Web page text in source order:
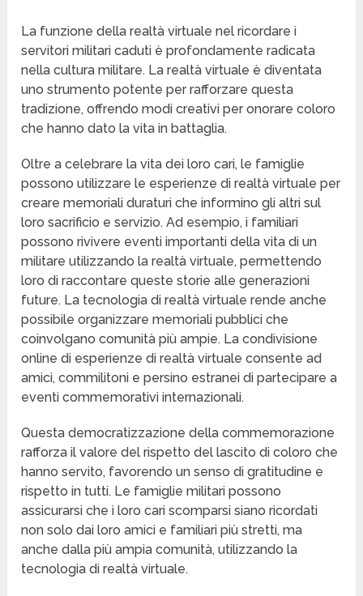
La funzione della realtà virtuale nel ricordare i
servitori militari caduti è profondamente radicata
nella cultura militare. La realtà virtuale è diventata
uno strumento potente per rafforzare questa
tradizione, offrendo modi creativi per onorare coloro
che hanno dato la vita in battaglia.
Oltre a celebrare la vita dei loro cari, le famiglie
possono utilizzare le esperienze di realtà virtuale per
creare memoriali duraturi che informino gli altri sul
loro sacrificio e servizio. Ad esempio, i familiari
possono rivivere eventi importanti della vita di un
militare utilizzando la realtà virtuale, permettendo
loro di raccontare queste storie alle generazioni
future. La tecnologia di realtà virtuale rende anche
possibile organizzare memoriali pubblici che
coinvolgano comunità più ampie. La condivisione
online di esperienze di realtà virtuale consente ad
amici, commilitoni e persino estranei di partecipare a
eventi commemorativi internazionali.
Questa democratizzazione della commemorazione
rafforza il valore del rispetto del lascito di coloro che
hanno servito, favorendo un senso di gratitudine e
rispetto in tutti. Le famiglie militari possono
assicurarsi che i loro cari scomparsi siano ricordati
non solo dai loro amici e familiari più stretti, ma
anche dalla più ampia comunità, utilizzando la
tecnologia di realtà virtuale.